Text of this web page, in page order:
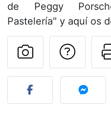
de Peggy
Pastelería" y aquí os
Publicar la